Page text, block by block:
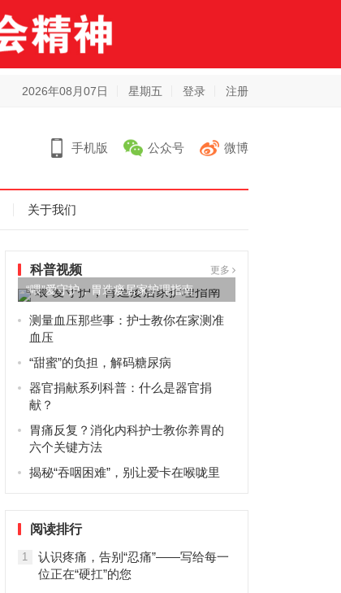
2026年08月07日 星期五 登录 注册
手机版 公众号 微博
关于我们
科普视频 更多
“喂”爱守护，胃造瘘居家护理指南
测量血压那些事：护士教你在家测准
血压
“甜蜜”的负担，解码糖尿病
器官捐献系列科普：什么是器官捐
献？
胃痛反复？消化内科护士教你养胃的
六个关键方法
揭秘“吞咽困难”，别让爱卡在喉咙里
阅读排行
1
认识疼痛，告别“忍痛”——写给每一
位正在“硬扛”的您